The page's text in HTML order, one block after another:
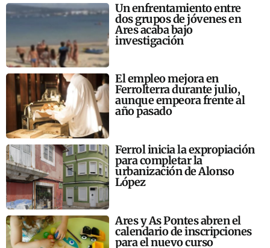
Un enfrentamiento entre
dos grupos de jóvenes en
Ares acaba bajo
investigación
El empleo mejora en
Ferrolterra durante julio,
aunque empeora frente al
año pasado
Ferrol inicia la expropiación
para completar la
urbanización de Alonso
López
Ares y As Pontes abren el
calendario de inscripciones
para el nuevo curso